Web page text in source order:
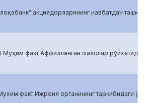
акциядорларининг навбатдан
факт Аффилланган шахслар рўйхатидаги
факт Ижроия органининг таркибидаги